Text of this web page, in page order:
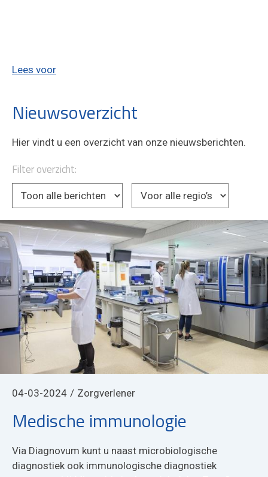
Lees voor
Nieuwsoverzicht
Hier vindt u een overzicht van onze nieuwsberichten.
Filter overzicht:
04-03-2024 Zorgverlener
Medische immunologie
Via Diagnovum kunt u naast microbiologische
diagnostiek ook immunologische diagnostiek